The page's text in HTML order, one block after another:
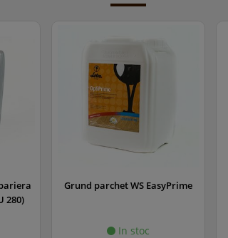
Chit parchet Lobadur solvent
In stoc